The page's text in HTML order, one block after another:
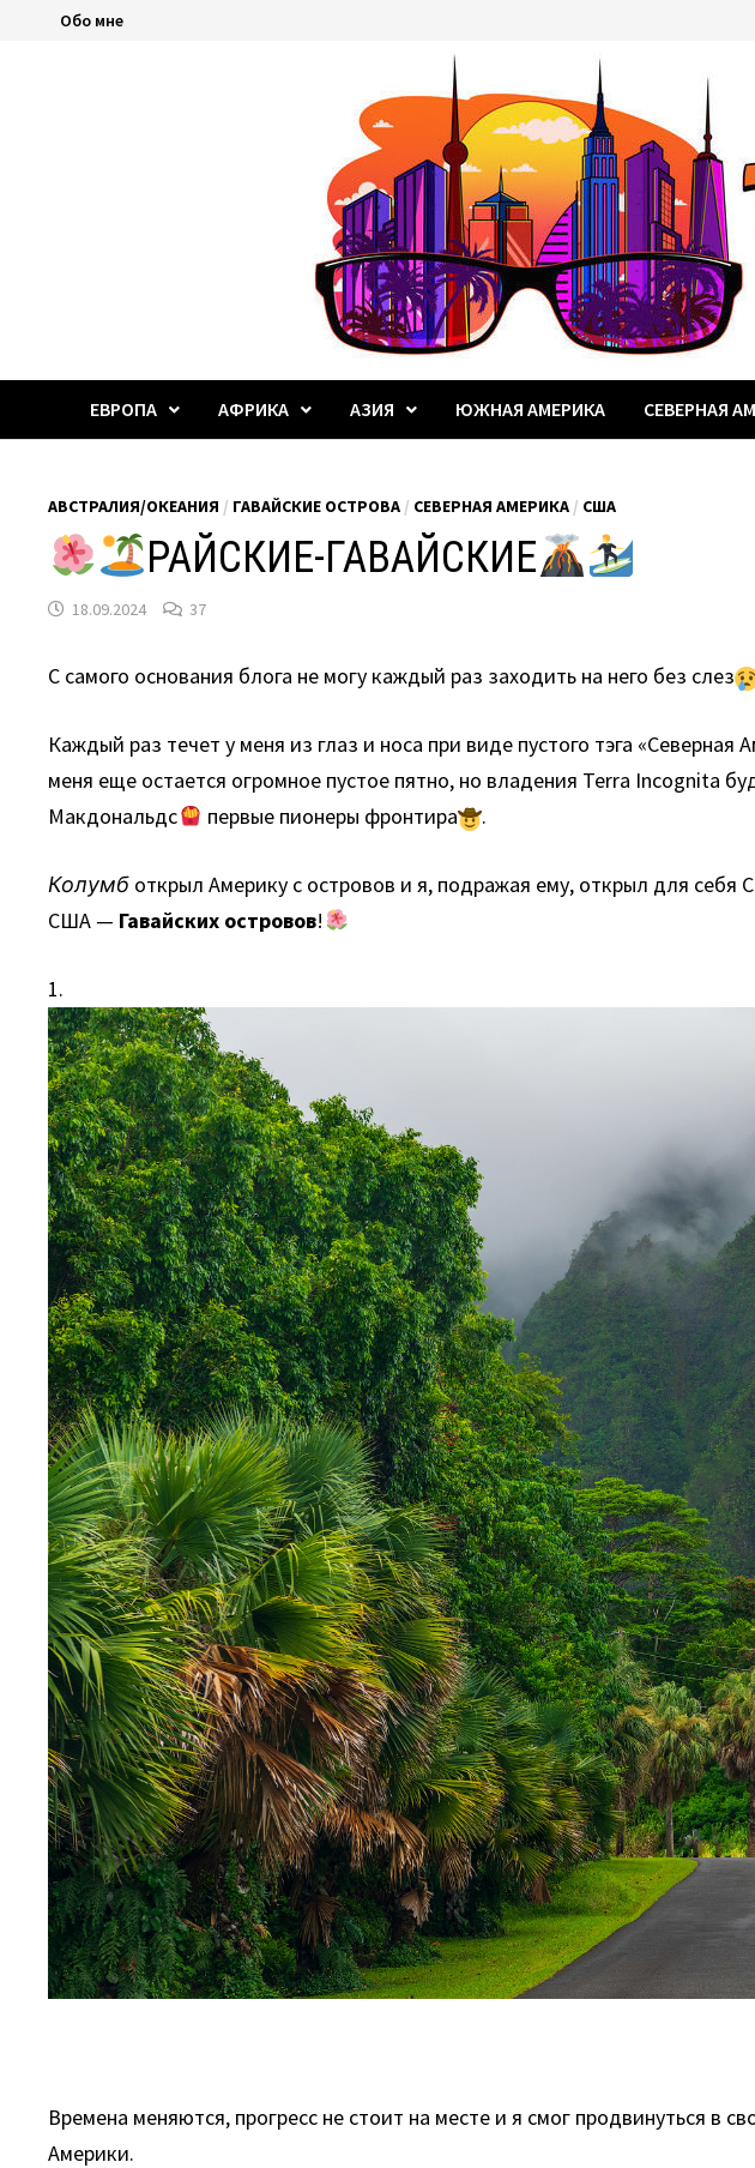
ПерейтиОбо мне
ЕВРОПА АФРИКА АЗИЯ ЮЖНАЯ АМЕРИКА СЕВЕРНАЯ
АВСТРАЛИЯ/ОКЕАНИЯ / ГАВАЙСКИЕ ОСТРОВА / СЕВЕРНАЯ АМЕРИКА / США
РАЙСКИЕ-ГАВАЙСКИЕ
18.09.2024 37
С самого основания блога не могу каждый раз заходить на него без слез
Каждый раз течет у меня из глаз и носа при виде пустого тэга
меня еще остается огромное пустое пятно, но владения Terra Incognita
Макдональдс
первые пионеры фронтира .
Колумб открыл Америку с островов и я, подражая ему, открыл для себя
США — Гавайских островов!
1.
Времена меняются, прогресс не стоит на месте и я смог продвинуться
Америки.